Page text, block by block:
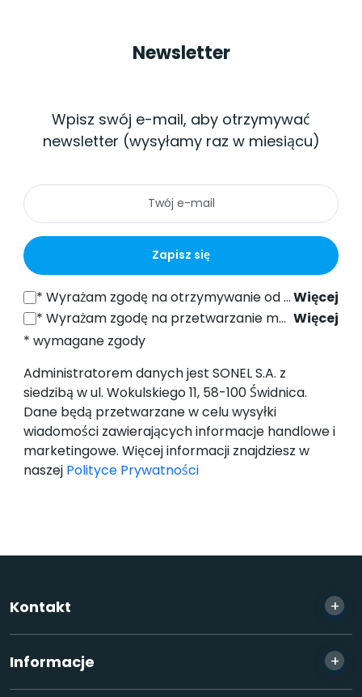
Newsletter
Wpisz swój e-mail, aby otrzymywać
newsletter (wysyłamy raz w miesiącu)
Zapisz się
*Wyrażam zgodę na otrzymywanie od SONEL S.A. z siedzibą w ul. Wokulskiego 11, 58-100 Świdnica informacji handlowych drogą elektroniczną (na podany adres e-mail) w celach marketingowych, zgodnie z art. 398 ustawy z dnia 12 lipca 2024 r. Prawo Komunikacji Elektronicznej. Więcej
*Wyrażam zgodę na przetwarzanie moich danych osobowych (adres e-mail) przez SONEL S.A. z siedzibą w ul. Wokulskiego 11, 58-100 Świdnica, w celu wysyłki newslettera zawierającego informacje handlowe i marketingowe, zgodnie z art. 6 ust. 1 lit. a) Ogólnego Rozporządzenia o Ochronie Danych (RODO).
Więcej
* wymagane zgody
Administratorem danych jest SONEL S.A. z
siedzibą w ul. Wokulskiego 11, 58-100 Świdnica.
Dane będą przetwarzane w celu wysyłki
wiadomości zawierających informacje handlowe i
marketingowe. Więcej informacji znajdziesz w
naszej Polityce Prywatności
Kontakt +
Informacje +